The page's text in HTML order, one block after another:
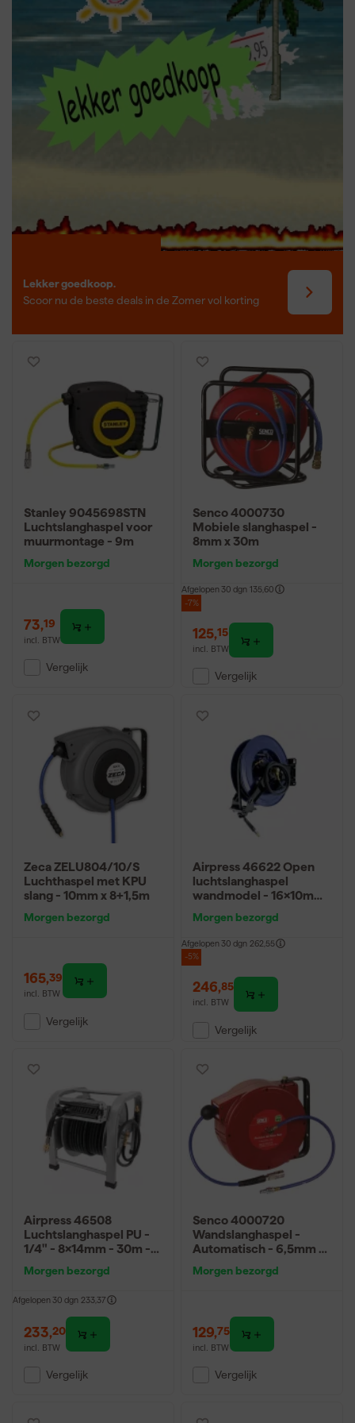
Lekker goedkoop.
Scoor nu de beste deals in de Zomer vol korting
Stanley 9045698STN
Luchtslanghaspel voor
muurmontage - 9m
Morgen bezorgd
73,19
incl. BTW
Vergelijk
Senco 4000730
Mobiele slanghaspel -
8mm x 30m
Morgen bezorgd
Afgelopen 30 dgn 135,60
-7%
125,15
incl. BTW
Vergelijk
Zeca ZELU804/10/S
Luchthaspel met KPU
slang - 10mm x 8+1,5m
Morgen bezorgd
165,39
incl. BTW
Vergelijk
Airpress 46622 Open
luchtslanghaspel
wandmodel - 16x10mm
Morgen bezorgd
Afgelopen 30 dgn 262,55
-5%
246,85
incl. BTW
Vergelijk
Airpress 46508
Luchtslanghaspel PU -
1/4" - 8x14mm - 30m -
Morgen bezorgd
Afgelopen 30 dgn 233,37
233,20
incl. BTW
Vergelijk
Senco 4000720
Wandslanghaspel -
Automatisch - 6,5mm x
Morgen bezorgd
129,75
incl. BTW
Vergelijk